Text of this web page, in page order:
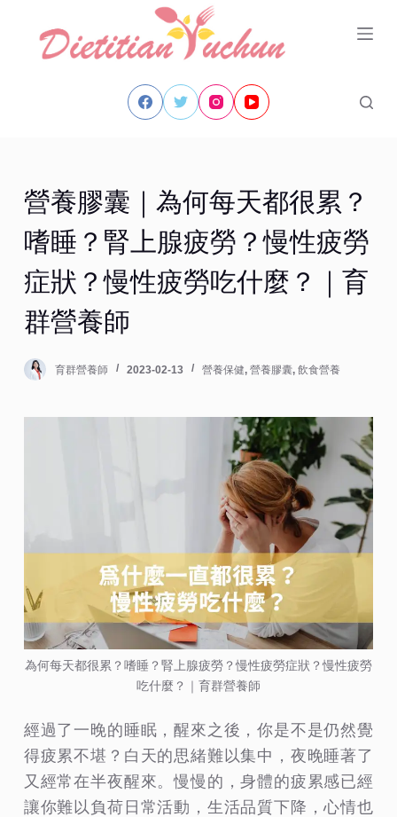
營養膠囊｜為何每天都很累？
嗜睡？腎上腺疲勞？慢性疲勞
症狀？慢性疲勞吃什麼？｜育
群營養師
育群營養師 2023-02-13 營養保健, 營養膠囊, 飲食營養
為何每天都很累？嗜睡？腎上腺疲勞？慢性疲勞症狀？慢性疲勞
吃什麼？｜育群營養師
經過了一晚的睡眠，醒來之後，你是不是仍然覺
得疲累不堪？白天的思緒難以集中，夜晚睡著了
又經常在半夜醒來。慢慢的，身體的疲累感已經
讓你難以負荷日常活動，生活品質下降，心情也